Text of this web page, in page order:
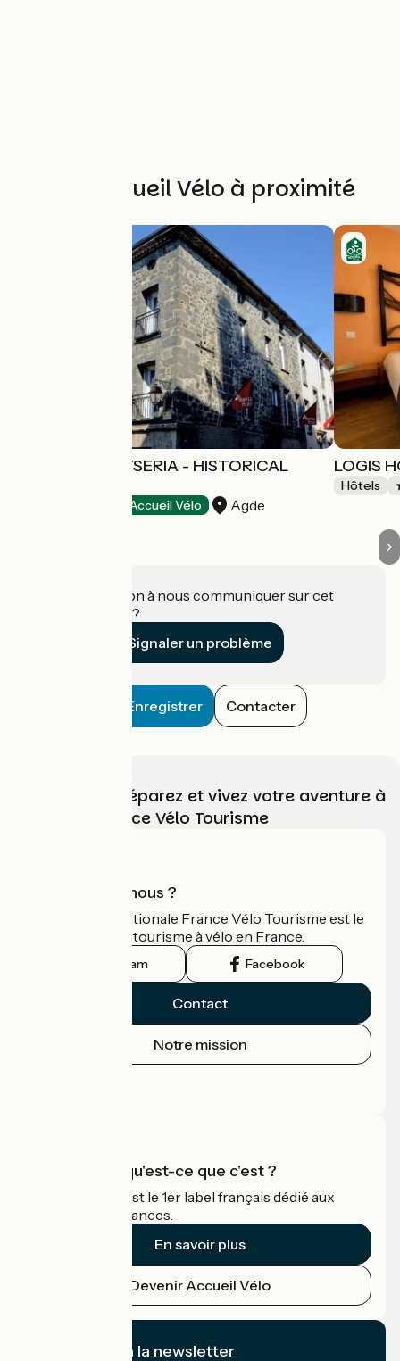
Autres Accueil Vélo à proximité
LOGIS HÔTEL YSERIA - HISTORICAL
Accueil Vélo Agde
LOGIS
Hôtels
Une information à nous communiquer sur cet
établissement ?
Signaler un problème
Enregistrer Contacter
Choisissez, préparez et vivez votre aventure à
vélo avec France Vélo Tourisme
Qui sommes-nous ?
L'association nationale France Vélo Tourisme est le
guide officiel du tourisme à vélo en France.
Instagram Facebook
Contact
Notre mission
Accueil Vélo qu'est-ce que c'est ?
Accueil Vélo c'est le 1er label français dédié aux
cyclistes en vacances.
En savoir plus
Devenir Accueil Vélo
Je m'abonne à la newsletter